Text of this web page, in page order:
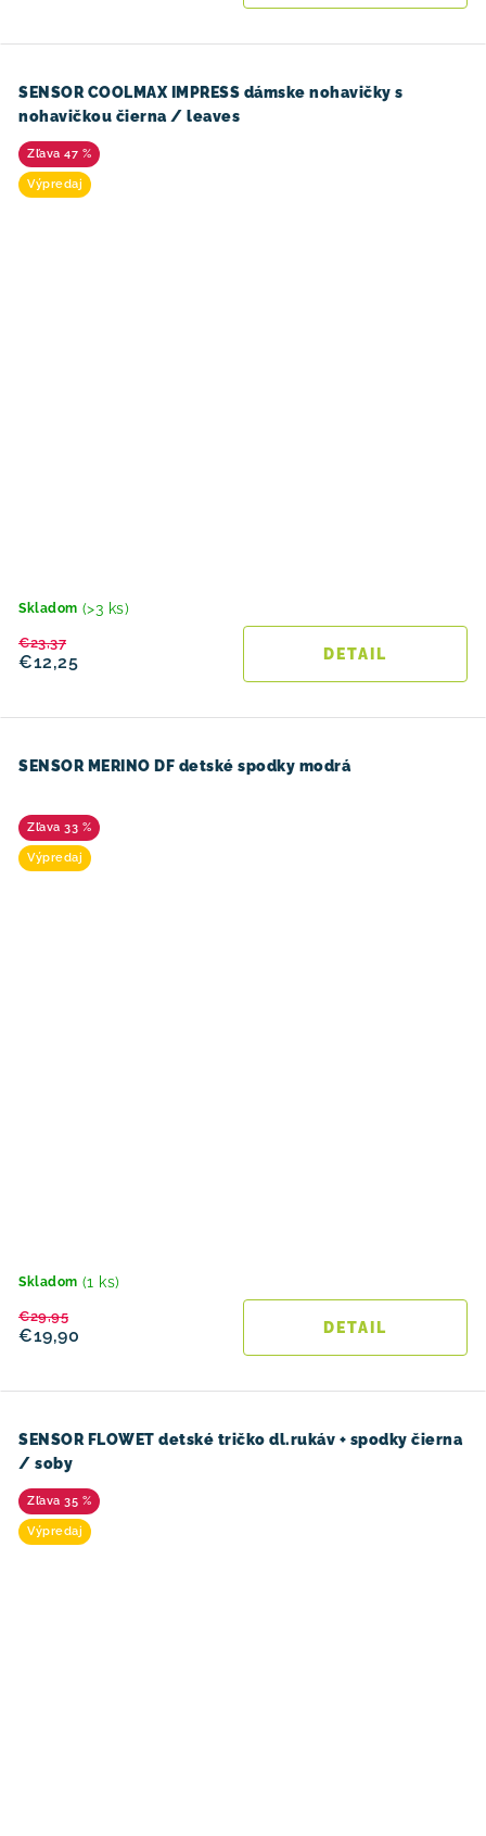
SENSOR COOLMAX IMPRESS dámske nohavičky s
nohavičkou čierna / leaves
47 %
Výpredaj
Skladom (>3 ks)
€12,25
€23,37
DETAIL
SENSOR MERINO DF detské spodky modrá
33 %
Výpredaj
Skladom (1 ks)
€19,90
€29,95
DETAIL
SENSOR FLOWET detské tričko dl.rukáv + spodky čierna
/ soby
35 %
Výpredaj